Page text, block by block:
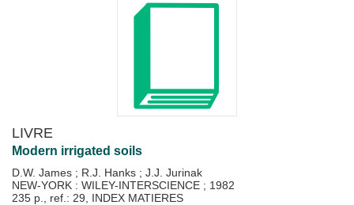
LIVRE
Modern irrigated soils
D.W. James ; R.J. Hanks ; J.J. Jurinak
NEW-YORK : WILEY-INTERSCIENCE ; 1982
235 p., ref.: 29, INDEX MATIERES